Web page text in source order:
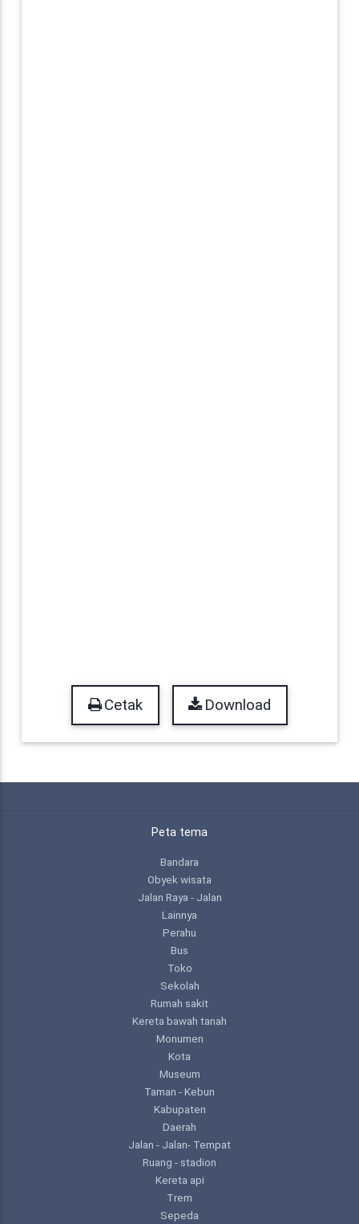
Cetak Download
Peta tema
Bandara
Obyek wisata
Jalan Raya - Jalan
Lainnya
Perahu
Bus
Toko
Sekolah
Rumah sakit
Kereta bawah tanah
Monumen
Kota
Museum
Taman - Kebun
Kabupaten
Daerah
Jalan - Jalan- Tempat
Ruang - stadion
Kereta api
Trem
Sepeda